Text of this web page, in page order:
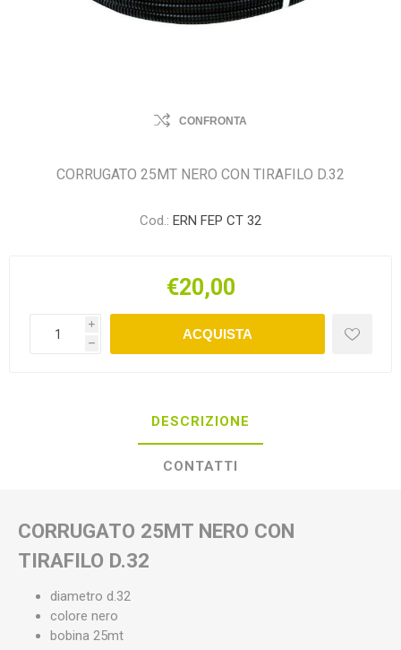
CONFRONTA
CORRUGATO 25MT NERO CON TIRAFILO D.32
Cod.: ERN FEP CT 32
€20,00
i
h
ACQUISTA
DESCRIZIONE
CONTATTI
CORRUGATO 25MT NERO CON
TIRAFILO D.32
diametro d.32
colore nero
bobina 25mt